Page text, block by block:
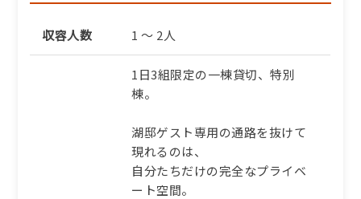
収容人数 1 ～ 2人
1日3組限定の一棟貸切、特別
棟。
湖邸ゲスト専用の通路を抜けて
現れるのは、
自分たちだけの完全なプライベ
ート空間。